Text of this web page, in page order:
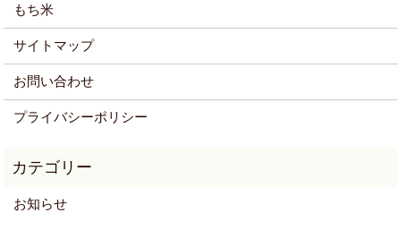
もち米
サイトマップ
お問い合わせ
プライバシーポリシー
お知らせ